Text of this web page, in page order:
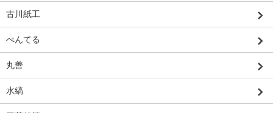
古川紙工
ぺんてる
丸善
水縞